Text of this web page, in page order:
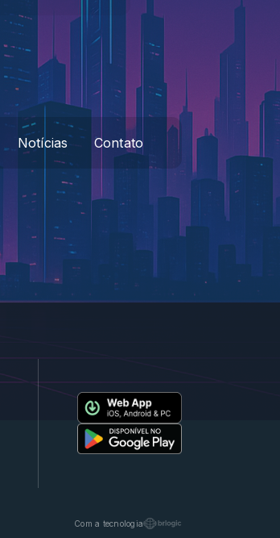
Notícias Contato
Com a tecnologia